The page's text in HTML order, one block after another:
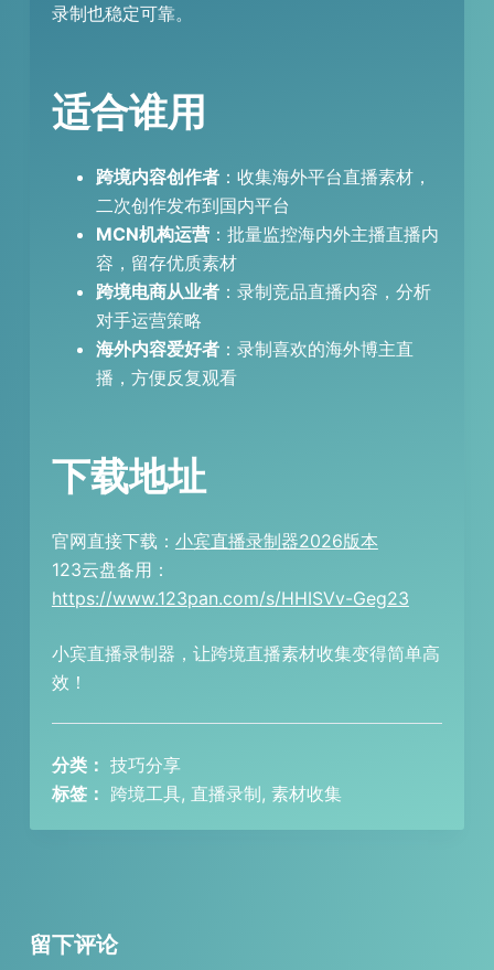
录制也稳定可靠。
适合谁用
跨境内容创作者：收集海外平台直播素材，
二次创作发布到国内平台
MCN机构运营：批量监控海内外主播直播内
容，留存优质素材
跨境电商从业者：录制竞品直播内容，分析
对手运营策略
海外内容爱好者：录制喜欢的海外博主直
播，方便反复观看
下载地址
官网直接下载： 小宾直播录制器2026版本
123云盘备用：
https://www.123pan.com/s/HHISVv-Geg23
小宾直播录制器，让跨境直播素材收集变得简单高
效！
分类： 技巧分享
标签： 跨境工具, 直播录制, 素材收集
留下评论